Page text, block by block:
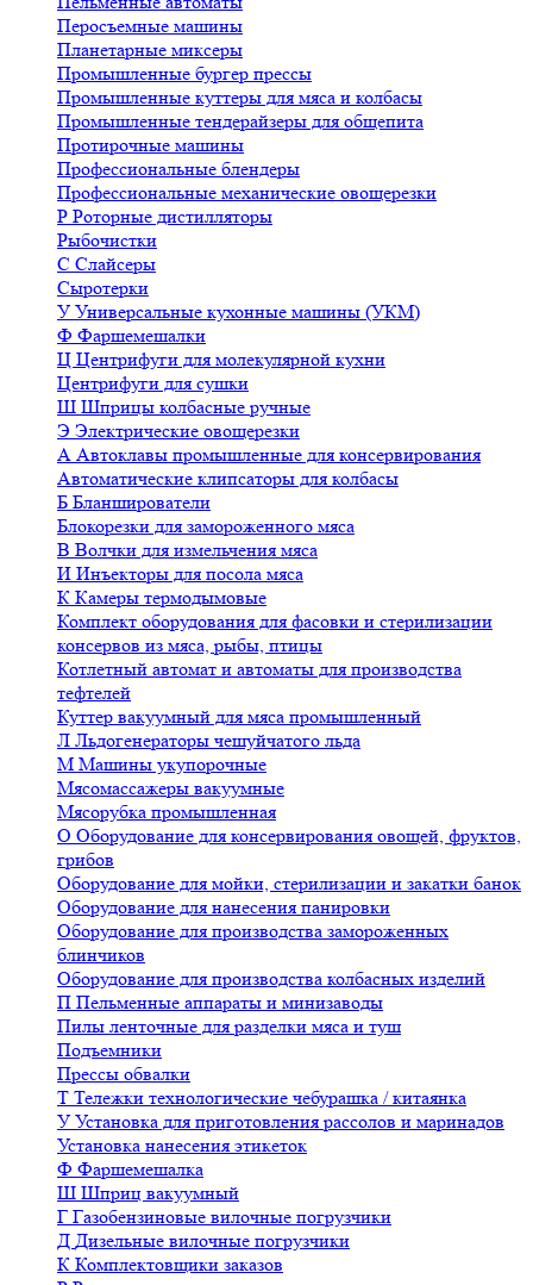
Перосъемные машины
Планетарные миксеры
Промышленные бургер прессы
Промышленные куттеры для мяса и колбасы
Промышленные тендерайзеры для общепита
Протирочные машины
Профессиональные блендеры
Профессиональные механические овощерезки
Р Роторные дистилляторы
Рыбочистки
С Слайсеры
Сыротерки
У Универсальные кухонные машины (УКМ)
Ф Фаршемешалки
Ц Центрифуги для молекулярной кухни
Центрифуги для сушки
Ш Шприцы колбасные ручные
Э Электрические овощерезки
А Автоклавы промышленные для консервирования
Автоматические клипсаторы для колбасы
Б Бланширователи
Блокорезки для замороженного мяса
В Волчки для измельчения мяса
И Инъекторы для посола мяса
К Камеры термодымовые
Комплект оборудования для фасовки и стерилизации
консервов из мяса, рыбы, птицы
Котлетный автомат и автоматы для производства
тефтелей
Куттер вакуумный для мяса промышленный
Л Льдогенераторы чешуйчатого льда
М Машины укупорочные
Мясомассажеры вакуумные
Мясорубка промышленная
О Оборудование для консервирования овощей, фруктов,
грибов
Оборудование для мойки, стерилизации и закатки банок
Оборудование для нанесения панировки
Оборудование для производства замороженных
блинчиков
Оборудование для производства колбасных изделий
П Пельменные аппараты и минизаводы
Пилы ленточные для разделки мяса и туш
Подъемники
Прессы обвалки
Т Тележки технологические чебурашка / китаянка
У Установка для приготовления рассолов и маринадов
Установка нанесения этикеток
Ф Фаршемешалка
Ш Шприц вакуумный
Г Газобензиновые вилочные погрузчики
Д Дизельные вилочные погрузчики
К Комплектовщики заказов